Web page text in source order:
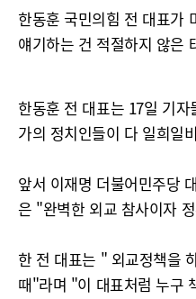
한동훈 국민의힘 전 대표가
얘기하는 건 적절하지 않은
한동훈 전 대표는 17일 기
가의 정치인들이 다 일희일
앞서 이재명 더불어민주당
은 "완벽한 외교 참사이자
한 전 대표는 " 외교정책을
때"라며 "이 대표처럼 누구